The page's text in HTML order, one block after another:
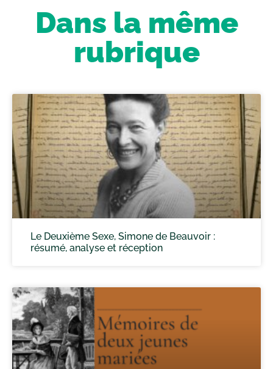
Dans la même
rubrique
Le Deuxième Sexe, Simone de Beauvoir :
résumé, analyse et réception